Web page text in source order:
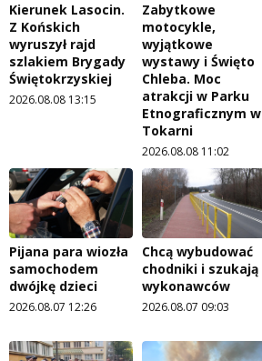
Kierunek Lasocin.
Z Końskich
wyruszył rajd
szlakiem Brygady
Świętokrzyskiej
2026.08.08 13:15
Zabytkowe
motocykle,
wyjątkowe
wystawy i Święto
Chleba. Moc
atrakcji w Parku
Etnograficznym w
Tokarni
2026.08.08 11:02
Pijana para wiozła
samochodem
dwójkę dzieci
2026.08.07 12:26
Chcą wybudować
chodniki i szukają
wykonawców
2026.08.07 09:03